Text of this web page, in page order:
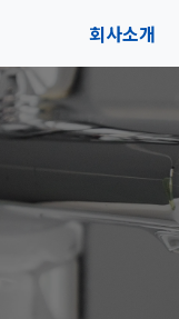
회사소개
오시는길